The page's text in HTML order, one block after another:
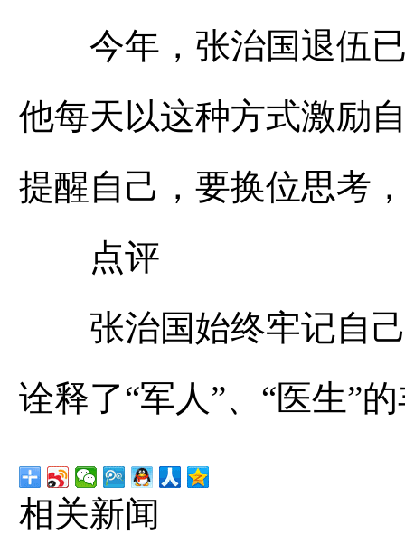
今年，张治国退伍已
他每天以这种方式激励
提醒自己，要换位思考
点评
张治国始终牢记自己
诠释了“军人”、“医生”
相关新闻